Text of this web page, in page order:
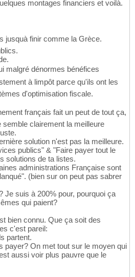
montages financiers et voilà.
jusquà finir comme la Grèce.
malgré dénormes bénéfices
à limpôt parce qu'ils ont les
d'optimisation fiscale.
français fait un peut de tout ça,
clairement la meilleure
solution n'est pas la meilleure.
publics" & "Faire payer tout le
solutions de ta listes.
administrations Française sont
(bien sur on peut pas sabrer
Je suis à 200% pour, pourquoi ça
qui paient?
bien connu. Que ça soit des
c'est pareil:
partent.
payer? On met tout sur le moyen qui
aussi voir plus pauvre que le